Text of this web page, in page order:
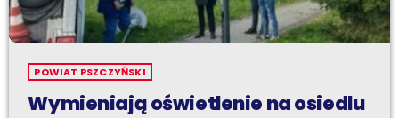
POWIAT PSZCZYŃSKI
Wymieniają oświetlenie na osiedlu